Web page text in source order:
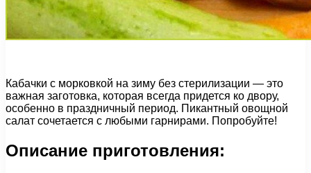
Кабачки с морковкой на зиму без стерилизации — это
важная заготовка, которая всегда придется ко двору,
особенно в праздничный период. Пикантный овощной
салат сочетается с любыми гарнирами. Попробуйте!
Описание приготовления: